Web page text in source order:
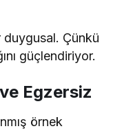
Çünkü
güçlendiriyor.
Egzersiz
örnek